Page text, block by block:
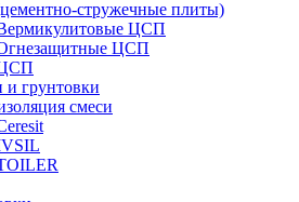
стружечные плиты)
ЦСП
ЦСП
и грунтовки
смеси